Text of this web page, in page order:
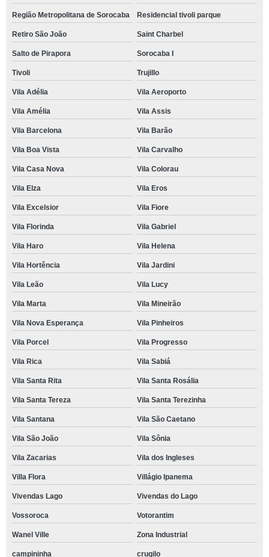
Região Metropolitana de Sorocaba Residencial tivoli parque
Retiro São João Saint Charbel
Salto de Pirapora Sorocaba I
Tivoli Trujillo
Vila Adélia Vila Aeroporto
Vila Amélia Vila Assis
Vila Barcelona Vila Barão
Vila Boa Vista Vila Carvalho
Vila Casa Nova Vila Colorau
Vila Elza Vila Eros
Vila Excelsior Vila Fiore
Vila Florinda Vila Gabriel
Vila Haro Vila Helena
Vila Hortência Vila Jardini
Vila Leão Vila Lucy
Vila Marta Vila Mineirão
Vila Nova Esperança Vila Pinheiros
Vila Porcel Vila Progresso
Vila Rica Vila Sabiá
Vila Santa Rita Vila Santa Rosália
Vila Santa Tereza Vila Santa Terezinha
Vila Santana Vila São Caetano
Vila São João Vila Sônia
Vila Zacarias Vila dos Ingleses
Villa Flora Villágio Ipanema
Vivendas Lago Vivendas do Lago
Vossoroca Votorantim
Wanel Ville Zona Industrial
campininha crugilo